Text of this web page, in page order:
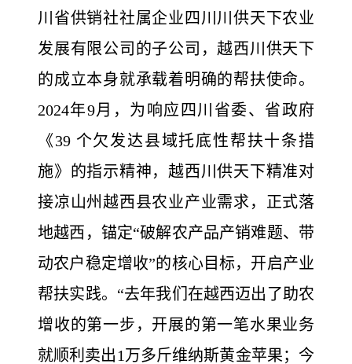
川省供销社社属企业四川川供天下农业
发展有限公司的子公司，越西川供天下
的成立本身就承载着明确的帮扶使命。
2024年9月，为响应四川省委、省政府
《39 个欠发达县域托底性帮扶十条措
施》的指示精神，越西川供天下精准对
接凉山州越西县农业产业需求，正式落
地越西，锚定“破解农产品产销难题、带
动农户稳定增收”的核心目标，开启产业
帮扶实践。“去年我们在越西迈出了助农
增收的第一步，开展的第一笔水果业务
就顺利卖出1万多斤维纳斯黄金苹果；今